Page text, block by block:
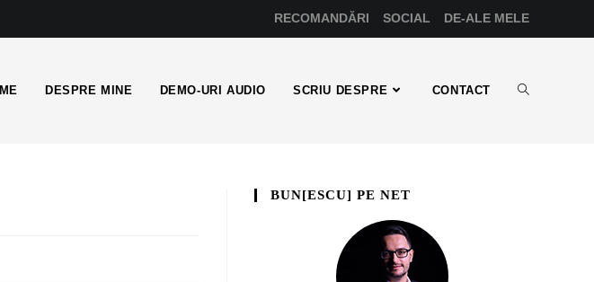
RECOMANDĂRI SOCIAL DE-ALE MELE
DESPRE MINE DEMO-URI AUDIO SCRIU DESPRE CONTACT
BUN[ESCU] PE NET